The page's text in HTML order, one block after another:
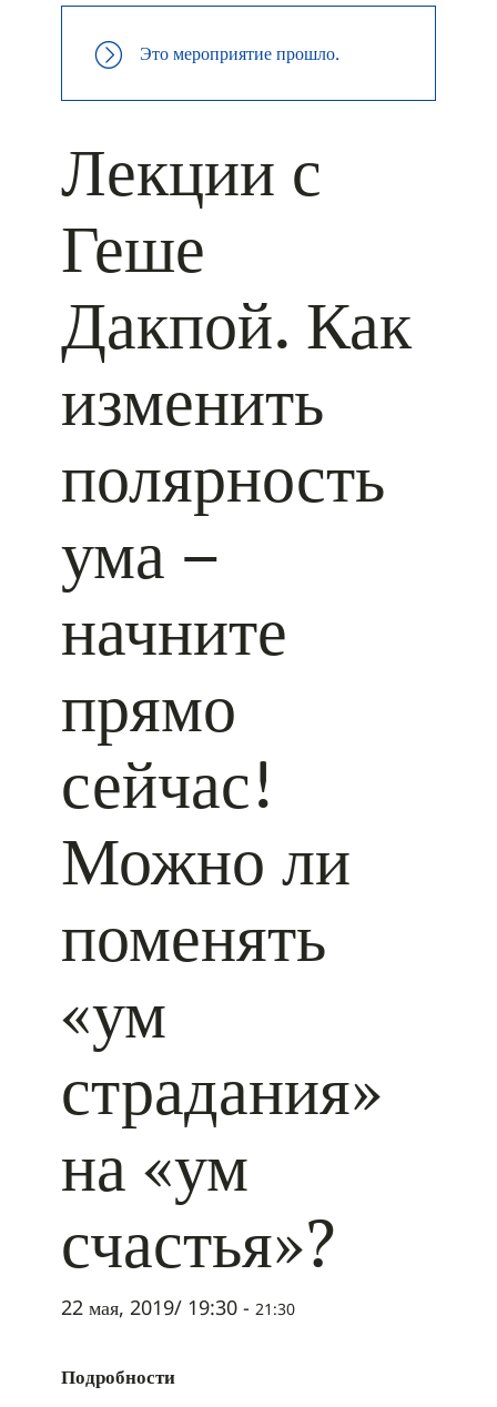
Это мероприятие прошло.
Лекции с
Геше
Дакпой. Как
изменить
полярность
ума –
начните
прямо
сейчас!
Можно ли
поменять
«ум
страдания»
на «ум
счастья»?
22 мая, 2019/ 19:30 - 21:30
Подробности